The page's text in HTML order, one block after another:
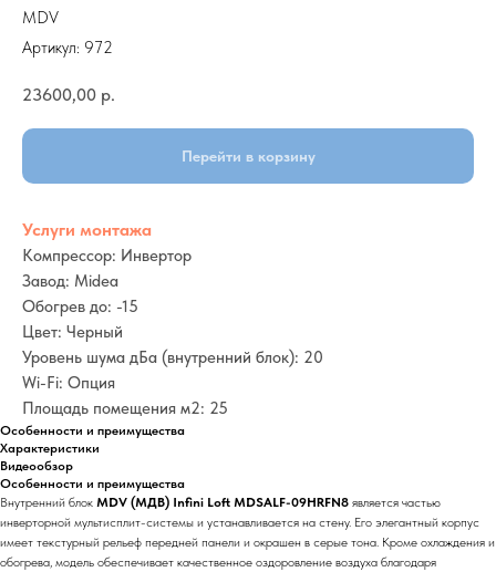
MDV
Артикул: 972
23600,00 р.
Перейти в корзину
Услуги монтажа
Компрессор: Инвертор
Завод: Midea
Обогрев до: -15
Цвет: Черный
Уровень шума дБа (внутренний блок): 20
Wi-Fi: Опция
Площадь помещения м2: 25
Особенности и преимущества
Характеристики
Видеообзор
Особенности и преимущества
Внутренний блок MDV (МДВ) Infini Loft MDSALF-09HRFN8 является частью
инверторной мультисплит-системы и устанавливается на стену. Его элегантный корпус
имеет текстурный рельеф передней панели и окрашен в серые тона. Кроме охлаждения и
обогрева, модель обеспечивает качественное оздоровление воздуха благодаря